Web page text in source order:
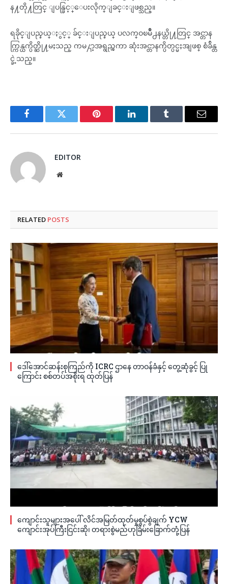
န႔တို႔တြင္ ျပန္ဖြင့္ေပးလိုက္ျခင္းျဖစ္သည္။
ရခိုင္ျပည္နယ္ႏွင့္ ခ်င္းျပည္နယ္ ပလက္ဝၿမိဳ႕နယ္တို႔တြင္ အင္တာန
က္ကြန္ယက္ပိတ္ဆို႔မႈသည္ ကမ႓ာ့အရွည္ၾကာ ဆုံးအင္တာနက္ပိတ္ပင္မႈအျဖစ္ စံခ်ိန္တ
င္ခဲ့သည္။
FacebookTwitter Pinterest LinkedInTumblr Email
EDITOR
Website
RELATED POSTS
ဒေါ်အောင်ဆန်းစုကြည်ကို ICRC ဌာနေ တာဝန်ခံနှင့် တွေ့ဆုံခွင့် ပြု
ကြောင်း စစ်တပ်အစိုးရ ထုတ်ပြန်
ကျောင်းသူများအပေါ် လိင်အမြတ်ထုတ်မှုစွပ်စွဲချက် YCW
ကျောင်းအုပ်ကြီးငြင်းဆို၊ တရားစွဲမည်ဟုခြိမ်းခြောက်တုံ့ပြန်